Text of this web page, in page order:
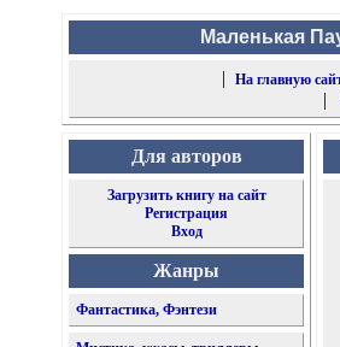
Маленькая
|
На главную
|
Для авторов
Загрузить книгу на сайт
Регистрация
Вход
Жанры
Фантастика, Фэнтези